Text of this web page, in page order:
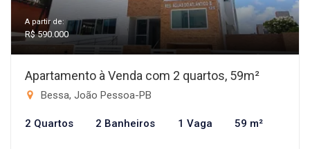
A partir de:
R$ 590.000
Apartamento à Venda com 2 quartos, 59m²
Bessa, João Pessoa-PB
2 Quartos 2 Banheiros 1 Vaga 59 m²